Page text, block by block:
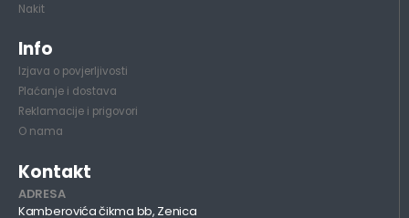
Nakit
Info
Izjava o povjerljivosti
Plaćanje i dostava
Reklamacije i prigovori
O nama
Kontakt
ADRESA
Kamberovića čikma bb, Zenica